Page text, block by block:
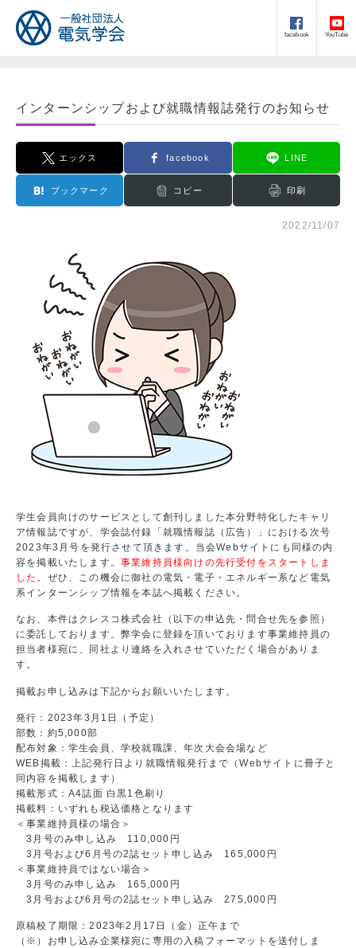
facebook YouTube
インターンシップおよび就職情報誌発行のお知らせ
エックス facebook LINE
ブックマーク コピー 印刷
2022/11/07
学生会員向けのサービスとして創刊しました本分野特化したキャリ
ア情報誌ですが、学会誌付録「就職情報誌（広告）」における次号
2023年3月号を発行させて頂きます。当会Webサイトにも同様の内
容を掲載いたします。 事業維持員様向けの先行受付をスタートしま
した 。ぜひ、この機会に御社の電気・電子・エネルギー系など電気
系インターンシップ情報を本誌へ掲載ください。
なお、本件はクレスコ株式会社（以下の申込先・問合せ先を参照）
に委託しております。弊学会に登録を頂いております事業維持員の
担当者様宛に、同社より連絡を入れさせていただく場合がありま
す。
掲載お申し込みは下記からお願いいたします。
発行：2023年3月1日（予定）
部数：約5,000部
配布対象：学生会員、学校就職課、年次大会会場など
WEB掲載：上記発行日より就職情報発行まで（Webサイトに冊子と
同内容を掲載します）
掲載形式：A4誌面 白黒1色刷り
掲載料：いずれも税込価格となります
＜事業維持員様の場合＞
3月号のみ申し込み 110,000円
3月号および6月号の2誌セット申し込み 165,000円
＜事業維持員ではない場合＞
3月号のみ申し込み 165,000円
3月号および6月号の2誌セット申し込み 275,000円
原稿校了期限：2023年2月17日（金）正午まで
（※）お申し込み企業様宛に専用の入稿フォーマットを送付しま